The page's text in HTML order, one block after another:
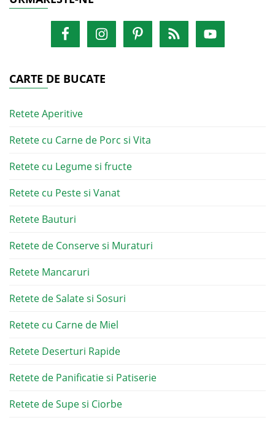
CARTE DE BUCATE
Retete Aperitive
Retete cu Carne de Porc si Vita
Retete cu Legume si fructe
Retete cu Peste si Vanat
Retete Bauturi
Retete de Conserve si Muraturi
Retete Mancaruri
Retete de Salate si Sosuri
Retete cu Carne de Miel
Retete Deserturi Rapide
Retete de Panificatie si Patiserie
Retete de Supe si Ciorbe